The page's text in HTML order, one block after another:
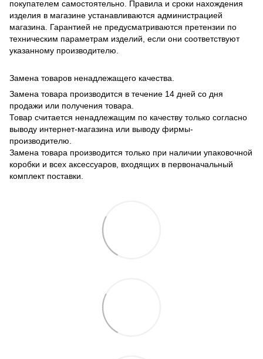
покупателем самостоятельно. Правила и сроки нахождения
изделия в магазине устанавливаются администрацией
магазина. Гарантией не предусматриваются претензии по
техническим параметрам изделий, если они соответствуют
указанному производителю.
Замена товаров ненадлежащего качества.
Замена товара производится в течение 14 дней со дня
продажи или получения товара.
Товар считается ненадлежащим по качеству только согласно
выводу интернет-магазина или выводу фирмы-
производителю.
Замена товара производится только при наличии упаковочной
коробки и всех аксессуаров, входящих в первоначальный
комплект поставки.